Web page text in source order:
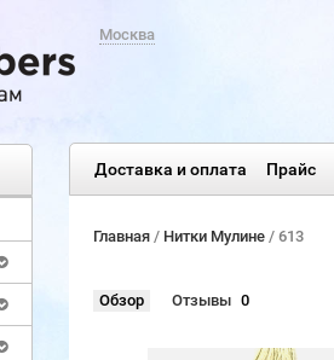
Москва
Доставка и оплата Прайс
Главная/ Нитки Мулине / 613
Обзор Отзывы 0